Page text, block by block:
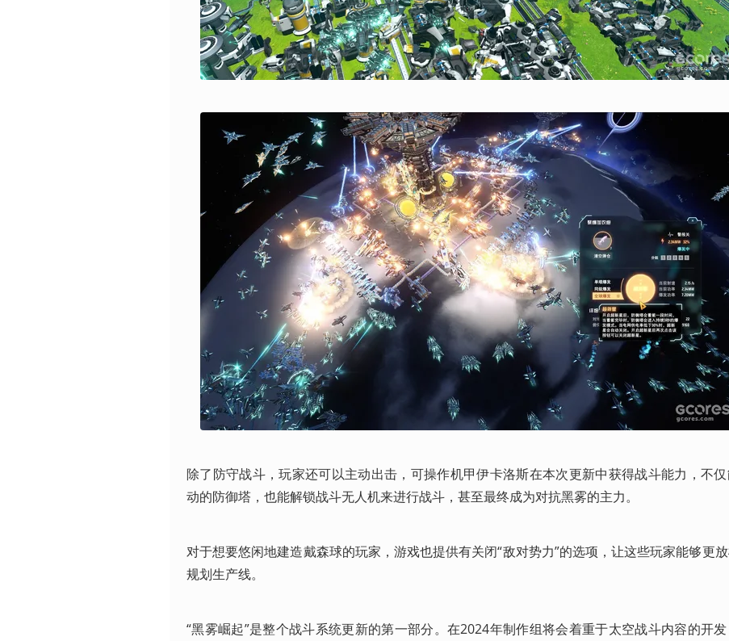
除了防守战斗，玩家还可以主动出击，可操作机甲伊卡洛斯在本次更新中获得战斗能力，不
动的防御塔，也能解锁战斗无人机来进行战斗，甚至最终成为对抗黑雾的主力。
对于想要悠闲地建造戴森球的玩家，游戏也提供有关闭“敌对势力”的选项，让这些玩家能够更
规划生产线。
“黑雾崛起”是整个战斗系统更新的第一部分。在2024年制作组将会着重于太空战斗内容的开